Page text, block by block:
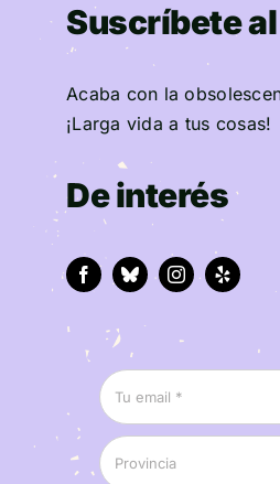
Suscríbete
Acaba con la
¡Larga vida a tus cosas!
De interés